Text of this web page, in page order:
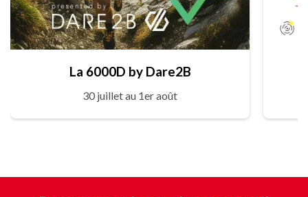
La 6000D by Dare2B
30 juillet au 1er août